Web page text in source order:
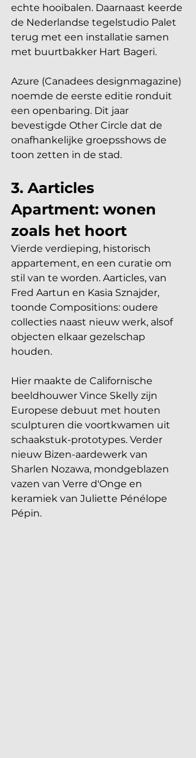
echte hooibalen. Daarnaast keerde
de Nederlandse tegelstudio Palet
terug met een installatie samen
met buurtbakker Hart Bageri.
Azure (Canadees designmagazine)
noemde de eerste editie ronduit
een openbaring. Dit jaar
bevestigde Other Circle dat de
onafhankelijke groepsshows de
toon zetten in de stad.
3. Aarticles
Apartment: wonen
zoals het hoort
Vierde verdieping, historisch
appartement, en een curatie om
stil van te worden. Aarticles, van
Fred Aartun en Kasia Sznajder,
toonde Compositions: oudere
collecties naast nieuw werk, alsof
objecten elkaar gezelschap
houden.
Hier maakte de Californische
beeldhouwer Vince Skelly zijn
Europese debuut met houten
sculpturen die voortkwamen uit
schaakstuk-prototypes. Verder
nieuw Bizen-aardewerk van
Sharlen Nozawa, mondgeblazen
vazen van Verre d'Onge en
keramiek van Juliette Pénélope
Pépin.